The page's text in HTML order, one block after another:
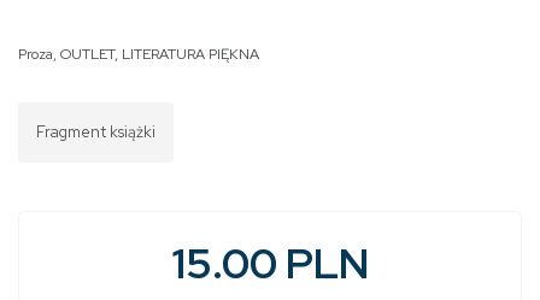
Proza, OUTLET, LITERATURA PIĘKNA
Fragment książki
15.00 PLN